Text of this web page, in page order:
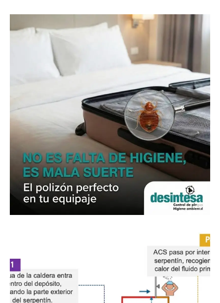
10 de abril de 2026
Chinches, perfecto en tu equipaje , en
tu cama y cómo eliminarlas